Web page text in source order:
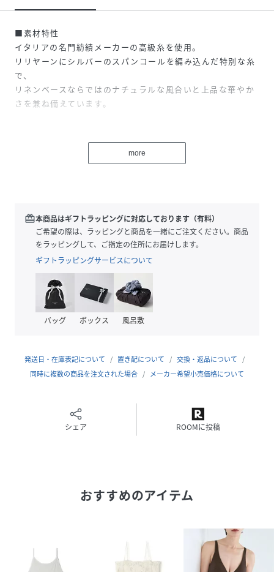
■素材特性
イタリアの名門紡績メーカーの高級糸を使用。
リリヤーンにシルバーのスパンコールを編み込んだ特別な糸
で、
リネンベースならではのナチュラルな風合いと上品な華やか
さを兼ね備えています。
軽やかなメッシュ編みで仕上げたクロシェタンクトップ。
■おすすめスタイリング
タンクトップやベアトップとのレイヤードはもちろん、
ジャケットを羽織ったスタイルもおすすめ。
ワイドパンツなどボリュームのあるボトムと合わせて、
バランスの取れた着こなしに。
【注意事項】
※商品画像は、光の当たり具合やパソコンなどの閲覧環境に
ご了承ください。
※画像の商品はサンプルです。
※お客様への発送が店頭販売より遅れる場合もあります。
※商品を使用前に、タグ等に記載されている「取り扱い上の
「洗濯表示」を必ずご確認ください。
more
redeem本商品はギフトラッピングに対応しております（有料）
ご希望の際は、ラッピングと商品を一緒にご注文ください。商品
をラッピングして、ご指定の住所にお届けします。
ギフトラッピングサービスについて
バッグ ボックス 風呂敷
発送日・在庫表記について 置き配について
交換・返品について
同時に複数の商品を注文された場合
メーカー希望小売価格について
シェア ROOMに投稿
おすすめのアイテム